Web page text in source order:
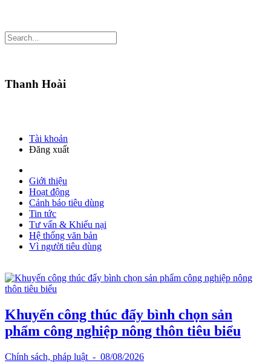
Thanh Hoài
Tài khoản
Đăng xuất
Giới thiệu
Hoạt động
Cảnh báo tiêu dùng
Tin tức
Tư vấn & Khiếu nại
Hệ thống văn bản
Vì người tiêu dùng
Khuyến công thúc đẩy bình chọn sản
phẩm công nghiệp nông thôn tiêu biểu
Chính sách, pháp luật - 08/08/2026